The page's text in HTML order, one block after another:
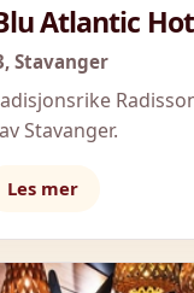
Atlantic
Stavanger
Stavanger.
Les mer